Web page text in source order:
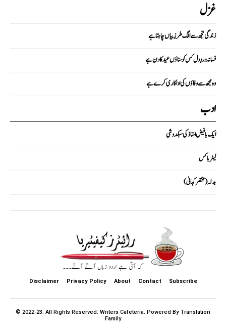
غزل
زندگی تجھ سے الگ طرزِ بیاں چاہتا ہے
فسانہ دردِ دل کس کو سناؤں عید کا دن ہے
وہ مجھ سے وفاؤں کی اداکاری کرے ہے
ادب
ایک با فیض استاذ کی سبکدوشی
لیٹر باکس
بدلہ (مختصر کہانی)
Disclaimer Privacy Policy About Contact Subscribe
© 2022-23. All Rights Reserved. Writers Cafeteria. Powered By Translation
Family